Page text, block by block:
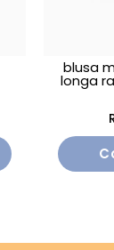
blusa
longa